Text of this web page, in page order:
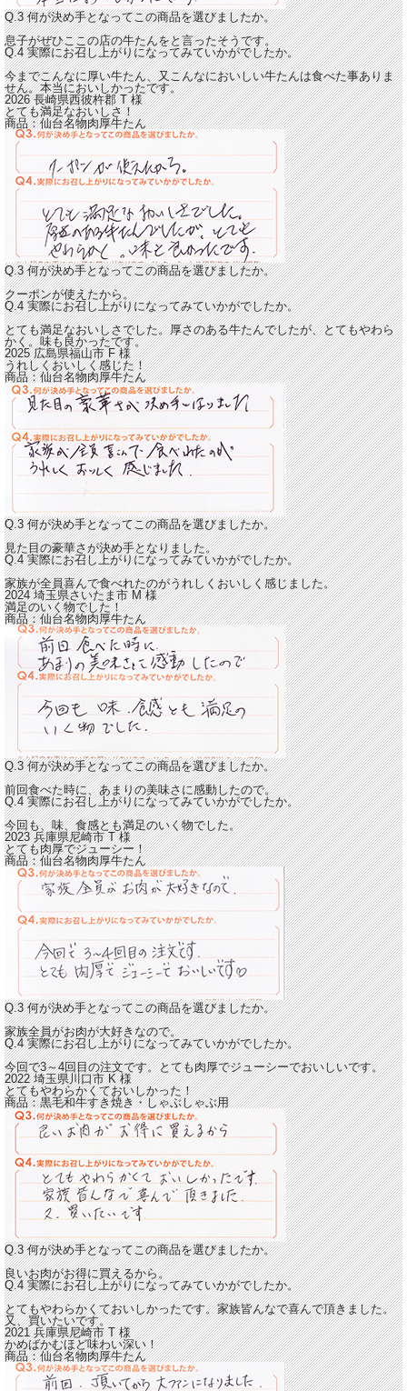
Q.3 何が決め手となってこの商品を選びましたか。
息子がぜひここの店の牛たんをと言ったそうです。
Q.4 実際にお召し上がりになってみていかがでしたか。
今までこんなに厚い牛たん、又こんなにおいしい牛たんは食べた事ありま
せん。本当においしかったです。
2026 長崎県西彼杵郡T様
とても満足なおいしさ！
商品：仙台名物肉厚牛たん
Q.3 何が決め手となってこの商品を選びましたか。
クーポンが使えたから。
Q.4 実際にお召し上がりになってみていかがでしたか。
とても満足なおいしさでした。厚さのある牛たんでしたが、とてもやわら
かく。味も良かったです。
2025 広島県福山市F様
うれしくおいしく感じた！
商品：仙台名物肉厚牛たん
Q.3 何が決め手となってこの商品を選びましたか。
見た目の豪華さが決め手となりました。
Q.4 実際にお召し上がりになってみていかがでしたか。
家族が全員喜んで食べれたのがうれしくおいしく感じました。
2024 埼玉県さいたま市M様
満足のいく物でした！
商品：仙台名物肉厚牛たん
Q.3 何が決め手となってこの商品を選びましたか。
前回食べた時に、あまりの美味さに感動したので。
Q.4 実際にお召し上がりになってみていかがでしたか。
今回も、味、食感とも満足のいく物でした。
2023 兵庫県尼崎市T様
とても肉厚でジューシー！
商品：仙台名物肉厚牛たん
Q.3 何が決め手となってこの商品を選びましたか。
家族全員がお肉が大好きなので。
Q.4 実際にお召し上がりになってみていかがでしたか。
今回で3～4回目の注文です。とても肉厚でジューシーでおいしいです。
2022 埼玉県川口市K様
とてもやわらかくておいしかった！
商品：黒毛和牛すき焼き・しゃぶしゃぶ用
Q.3 何が決め手となってこの商品を選びましたか。
良いお肉がお得に買えるから。
Q.4 実際にお召し上がりになってみていかがでしたか。
とてもやわらかくておいしかったです。家族皆んなで喜んで頂きました。
又、買いたいです。
2021 兵庫県尼崎市T様
かめばかむほど味わい深い！
商品：仙台名物肉厚牛たん